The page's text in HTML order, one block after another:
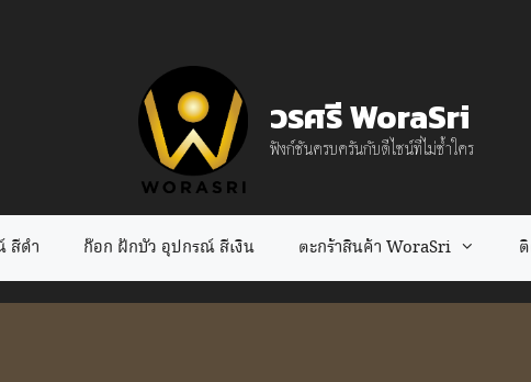
วรศรี WoraSri
ฟังก์ชันครบครันกับดีไซน์ที่ไม่ซ้ำใคร
สีดำ ก๊อก ฝักบัว อุปกรณ์ สีเงิน ตะกร้าสินค้า WoraSri